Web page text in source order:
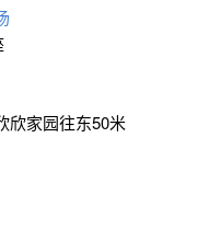
欣家园往东50米